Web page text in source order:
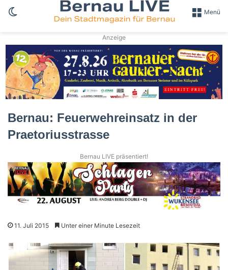
Skin umschalten Menü
Anzeige
Bernau: Feuerwehreinsatz in der
Praetoriusstrasse
Bernau LIVE präsentiert!
11. Juli 2015 Unter einer Minute Lesezeit